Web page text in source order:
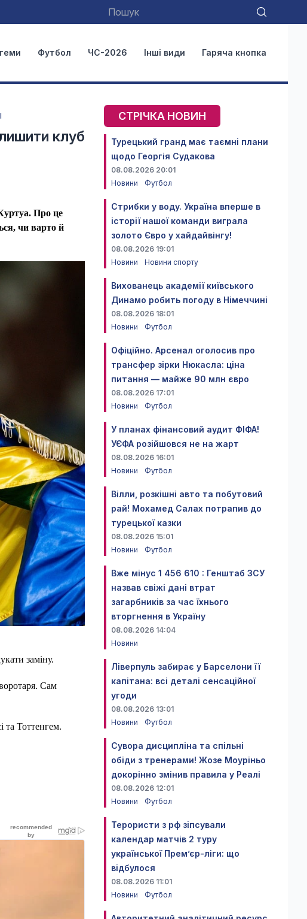
Футбол ЧС-2026 Інші види Гаряча кнопка
клуб
Про це
чи варто й
заміну.
Сам
та Тоттенгем.
СТРІЧКА НОВИН
Турецький гранд має таємні плани
щодо Георгія Судакова
08.08.2026 20:01
Новини
Футбол
Стрибки у воду. Україна вперше в
історії нашої команди виграла
золото Євро у хайдайвінгу!
08.08.2026 19:01
Новини
Новини спорту
Вихованець академії київського
Динамо робить погоду в Німеччині
08.08.2026 18:01
Новини
Футбол
Офіційно. Арсенал оголосив про
трансфер зірки Нюкасла: ціна
питання — майже 90 млн євро
08.08.2026 17:01
Новини
Футбол
У планах фінансовий аудит ФІФА!
УЄФА розійшовся не на жарт
08.08.2026 16:01
Новини
Футбол
Вілли, розкішні авто та побутовий
рай! Мохамед Салах потрапив до
турецької казки
08.08.2026 15:01
Новини
Футбол
Вже мінус 1 456 610 : Генштаб ЗСУ
назвав свіжі дані втрат
загарбників за час їхнього
вторгнення в Україну
08.08.2026 14:04
Новини
Ліверпуль забирає у Барселони її
капітана: всі деталі сенсаційної
угоди
08.08.2026 13:01
Новини
Футбол
Сувора дисципліна та спільні
обіди з тренерами! Жозе Моуріньо
докорінно змінив правила у Реалі
08.08.2026 12:01
Новини
Футбол
Терористи з рф зіпсували
календар матчів 2 туру
української Прем’єр-ліги: що
відбулося
08.08.2026 11:01
Новини
Футбол